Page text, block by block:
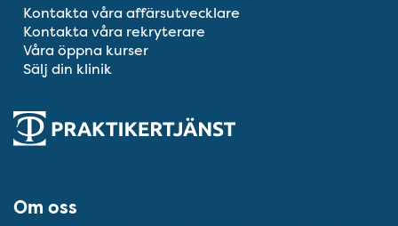
Kontakta våra affärsutvecklare
Kontakta våra rekryterare
Våra öppna kurser
Sälj din klinik
Om oss